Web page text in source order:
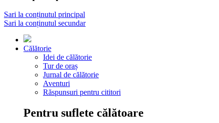
Sari la conținutul principal
Sari la conținutul secundar
Călătorie
Idei de călătorie
Tur de oraș
Jurnal de călătorie
Aventuri
Răspunsuri pentru cititori
Pentru suflete călătoare